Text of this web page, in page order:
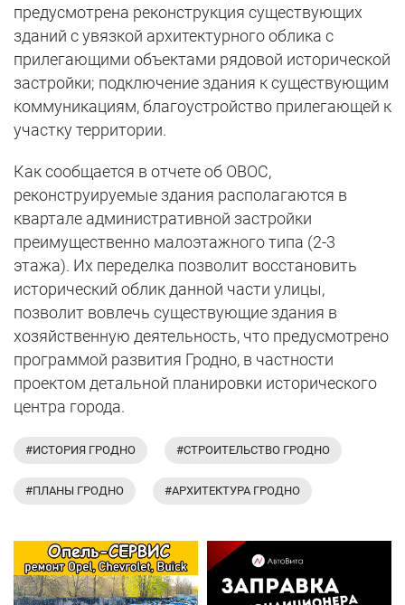
предусмотрена реконструкция существующих
зданий с увязкой архитектурного облика с
прилегающими объектами рядовой исторической
застройки; подключение здания к существующим
коммуникациям, благоустройство прилегающей к
участку территории.
Как сообщается в отчете об ОВОС,
реконструируемые здания располагаются в
квартале административной застройки
преимущественно малоэтажного типа (2-3
этажа). Их переделка позволит восстановить
исторический облик данной части улицы,
позволит вовлечь существующие здания в
хозяйственную деятельность, что предусмотрено
программой развития Гродно, в частности
проектом детальной планировки исторического
центра города.
#ИСТОРИЯ ГРОДНО #СТРОИТЕЛЬСТВО ГРОДНО
#ПЛАНЫ ГРОДНО #АРХИТЕКТУРА ГРОДНО